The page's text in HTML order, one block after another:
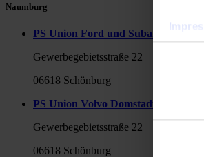
Naumburg
PS Union Ford und Subaru
Gewerbegebietsstraße 22
06618 Schönburg
PS Union Volvo Domstadt
Gewerbegebietsstraße 22
06618 Schönburg